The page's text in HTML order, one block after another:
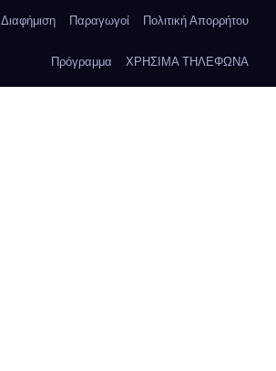
Διαφήμιση Παραγωγοί Πολιτική Απορρήτου
Πρόγραμμα ΧΡΗΣΙΜΑ ΤΗΛΕΦΩΝΑ